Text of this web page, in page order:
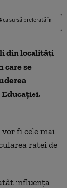
ca sursă preferată în
din localități
care se
fi cele mai
ratei de
influența